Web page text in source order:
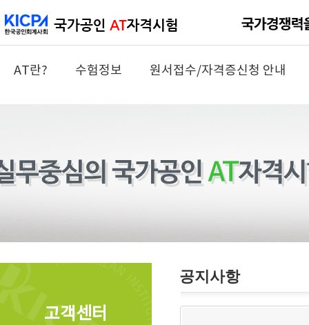
AT란? 수험정보 원서접수/자격증신청 안내
고객센터
공지사항